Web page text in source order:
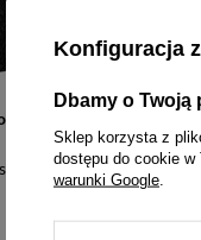
cena:66,00 zł
Konfiguracja
Dbamy o Twoją
Sklep korzysta z
dostępu do cookie
warunki Google